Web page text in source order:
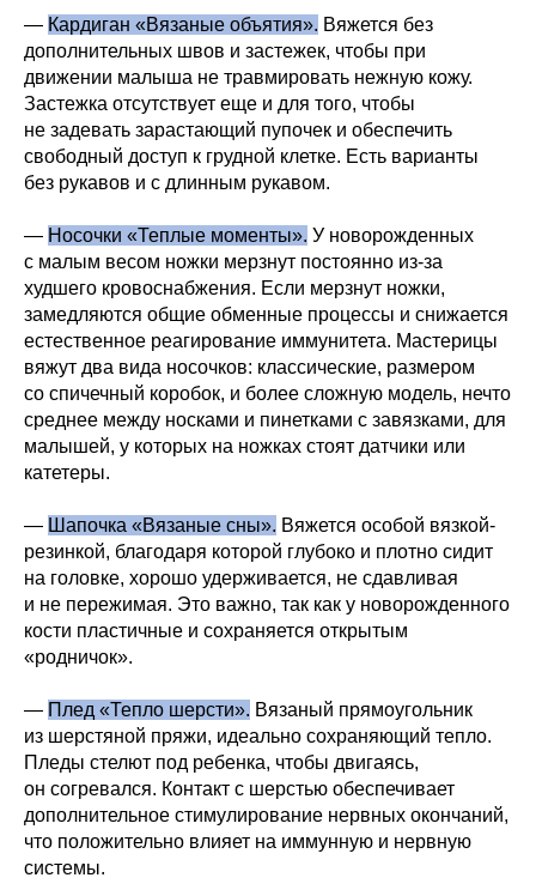
— Кардиган «Вязаные объятия». Вяжется без
дополнительных швов и застежек, чтобы при
движении малыша не травмировать нежную кожу.
Застежка отсутствует еще и для того, чтобы
не задевать зарастающий пупочек и обеспечить
свободный доступ к грудной клетке. Есть варианты
без рукавов и с длинным рукавом.
— Носочки «Теплые моменты». У новорожденных
с малым весом ножки мерзнут постоянно из-за
худшего кровоснабжения. Если мерзнут ножки,
замедляются общие обменные процессы и снижается
естественное реагирование иммунитета. Мастерицы
вяжут два вида носочков: классические, размером
со спичечный коробок, и более сложную модель, нечто
среднее между носками и пинетками с завязками, для
малышей, у которых на ножках стоят датчики или
катетеры.
— Шапочка «Вязаные сны». Вяжется особой вязкой-
резинкой, благодаря которой глубоко и плотно сидит
на головке, хорошо удерживается, не сдавливая
и не пережимая. Это важно, так как у новорожденного
кости пластичные и сохраняется открытым
«родничок».
— Плед «Тепло шерсти». Вязаный прямоугольник
из шерстяной пряжи, идеально сохраняющий тепло.
Пледы стелют под ребенка, чтобы двигаясь,
он согревался. Контакт с шерстью обеспечивает
дополнительное стимулирование нервных окончаний,
что положительно влияет на иммунную и нервную
системы.